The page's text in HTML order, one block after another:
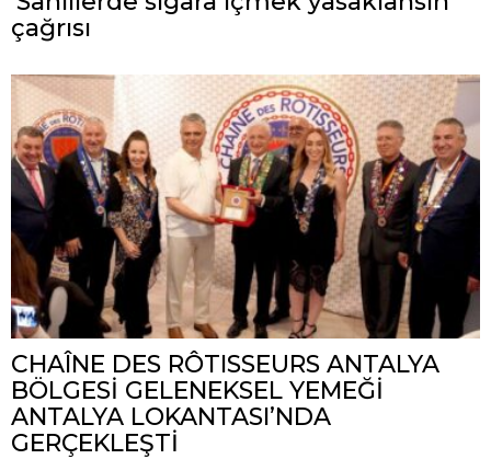
çağrısı
CHAÎNE DES RÔTISSEURS ANTALYA
BÖLGESİ GELENEKSEL YEMEĞİ
ANTALYA LOKANTASI’NDA
GERÇEKLEŞTİ